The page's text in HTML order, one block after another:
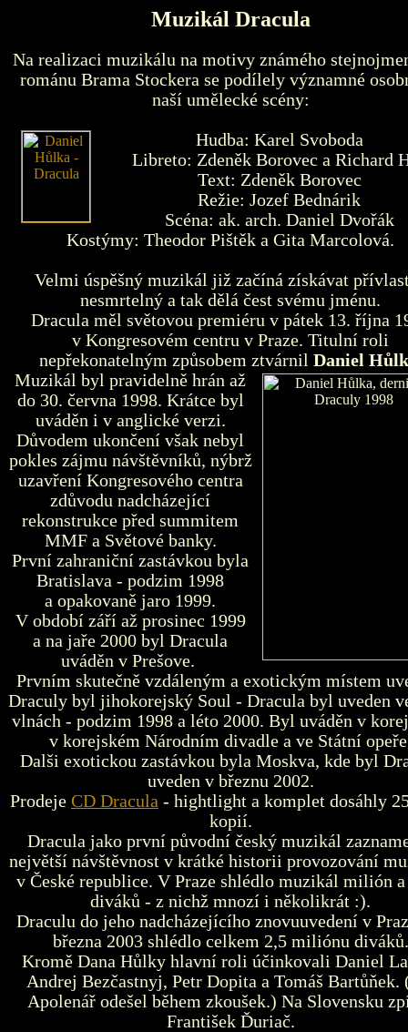
Muzikál Dracula
Na realizaci muzikálu na motivy známého
románu Brama Stockera se podílely významné
naší umělecké scény:
Hudba: Karel Svoboda
Libreto: Zdeněk Borovec a Richard
Text: Zdeněk Borovec
Režie: Jozef Bednárik
Scéna: ak. arch. Daniel Dvořák
Kostýmy: Theodor Pištěk a Gita Marcolová.
Velmi úspěšný muzikál již začíná získávat
nesmrtelný a tak dělá čest svému jménu.
Dracula měl světovou premiéru v pátek 13. října
v Kongresovém centru v Praze. Titulní roli
nepřekonatelným způsobem ztvárnil Daniel
Muzikál byl pravidelně hrán až
do 30. června 1998. Krátce byl
uváděn i v anglické verzi.
Důvodem ukončení však nebyl
pokles zájmu návštěvníků, nýbrž
uzavření Kongresového centra
zdůvodu nadcházející
rekonstrukce před summitem
MMF a Světové banky.
První zahraniční zastávkou byla
Bratislava - podzim 1998
a opakovaně jaro 1999.
V období září až prosinec 1999
a na jaře 2000 byl Dracula
uváděn v Prešove.
Prvním skutečně vzdáleným a exotickým místem
Draculy byl jihokorejský Soul - Dracula byl uveden
vlnách - podzim 1998 a léto 2000. Byl uváděn v
v korejském Národním divadle a ve Státní
Dalši exotickou zastávkou byla Moskva, kde byl
uveden v březnu 2002.
Prodeje CD Dracula - hightlight a komplet dosáhly
kopií.
Dracula jako první původní český muzikál
největší návštěvnost v krátké historii provozování
v České republice. V Praze shlédlo muzikál milión
diváků - z nichž mnozí i několikrát :).
Draculu do jeho nadcházejícího znovuuvedení v
března 2003 shlédlo celkem 2,5 miliónu diváků.
Kromě Dana Hůlky hlavní roli účinkovali Daniel
Andrej Bezčastnyj, Petr Dopita a Tomáš Bartůňek.
Apolenář odešel během zkoušek.) Na Slovensku
František Ďuriač.